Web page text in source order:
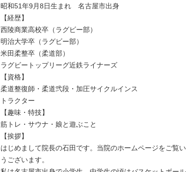
昭和51年9月8日生まれ 名古屋市出身
【経歴】
西陵商業高校卒（ラグビー部）
明治大学卒（ラグビー部）
米田柔整卒（柔道部）
ラグビートップリーグ近鉄ライナーズ
【資格】
柔道整復師・柔道弐段・加圧サイクルインス
トラクター
【趣味・特技】
筋トレ・サウナ・娘と遊ぶこと
【挨拶】
はじめまして院長の石田です。当院のホームページをご覧
うございます。